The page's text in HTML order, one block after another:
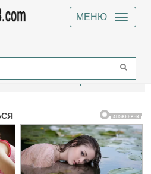
МЕНЮ
Исполнитель Иван Краско